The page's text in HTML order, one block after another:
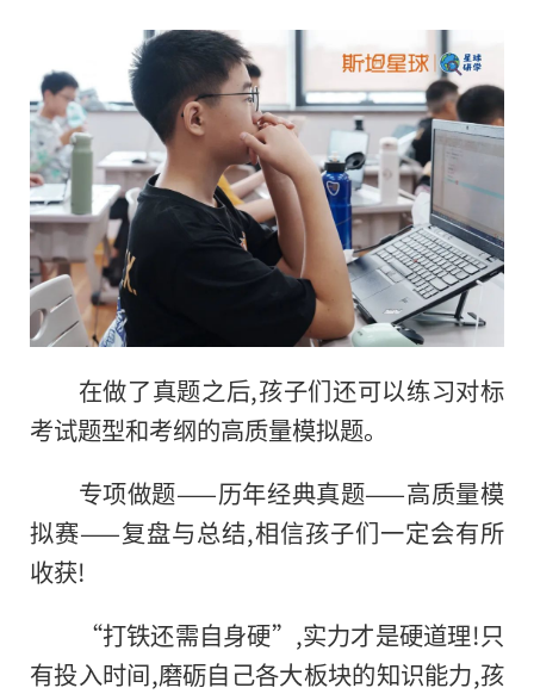
在做了真题之后,孩子们还可以练习对标
考试题型和考纲的高质量模拟题。
专项做题——历年经典真题——高质量模
拟赛——复盘与总结,相信孩子们一定会有所
收获!
“打铁还需自身硬”,实力才是硬道理!只
有投入时间,磨砺自己各大板块的知识能力,孩